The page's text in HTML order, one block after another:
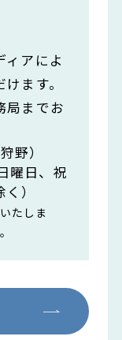
ィアによ
ます。
局までお
野）
曜日、祝
）
たしま